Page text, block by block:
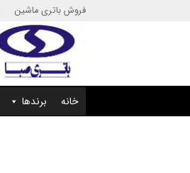
فروش باتری ماشین
خانه برندها